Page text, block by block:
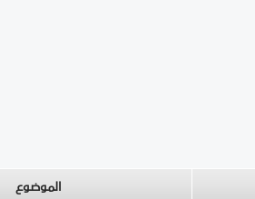
الموضوع